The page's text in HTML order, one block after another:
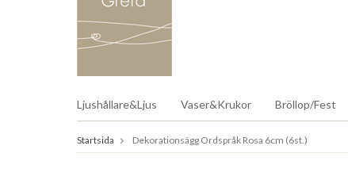
Ljushållare&Ljus Vaser&Krukor Bröllop/Fest
Startsida Dekorationsägg Ordspråk Rosa 6cm (6st.)